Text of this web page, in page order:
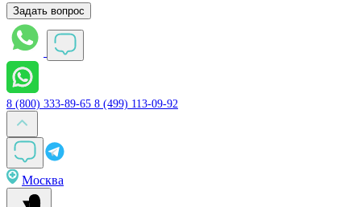
Задать вопрос
8 (800) 333-89-65 8 (499) 113-09-92
Москва